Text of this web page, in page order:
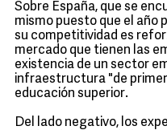
Sobre España, que se
mismo puesto que el año
su competitividad es
mercado que tienen las
existencia de un sector
infraestructura "de primer
educación superior.
Del lado negativo, los